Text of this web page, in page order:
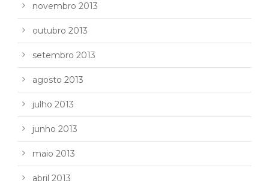
novembro 2013
outubro 2013
setembro 2013
agosto 2013
julho 2013
junho 2013
maio 2013
abril 2013